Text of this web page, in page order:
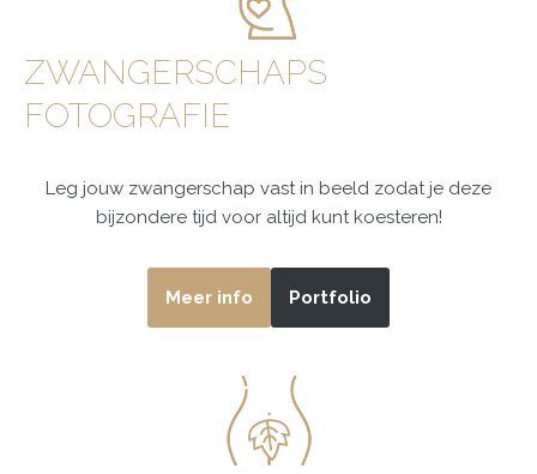
ZWANGERSCHAPS
FOTOGRAFIE
Leg jouw zwangerschap vast in beeld zodat je deze
bijzondere tijd voor altijd kunt koesteren!
Meer info Portfolio